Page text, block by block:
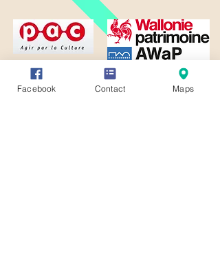
Facebook Contact Maps